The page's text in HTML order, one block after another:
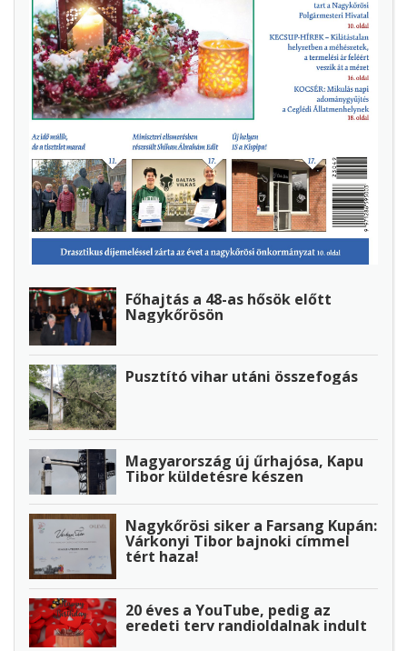
Főhajtás a 48-as hősök előtt
Nagykőrösön
Pusztító vihar utáni összefogás
Magyarország új űrhajósa, Kapu
Tibor küldetésre készen
Nagykőrösi siker a Farsang Kupán:
Várkonyi Tibor bajnoki címmel
tért haza!
20 éves a YouTube, pedig az
eredeti terv randioldalnak indult